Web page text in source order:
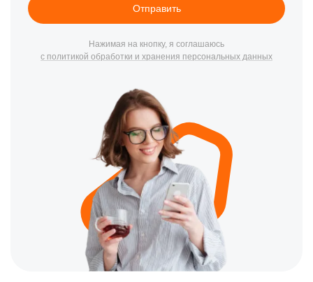
Отправить
Нажимая на кнопку, я соглашаюсь
с политикой обработки и хранения персональных данных